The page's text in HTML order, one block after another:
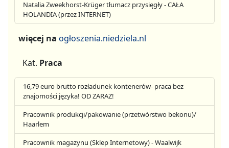
Natalia Zweekhorst-Krüger tłumacz przysięgły - CAŁA
HOLANDIA (przez INTERNET)
więcej na ogłoszenia.niedziela.nl
Kat. Praca
16,79 euro brutto rozładunek kontenerów- praca bez
znajomości języka! OD ZARAZ!
Pracownik produkcji/pakowanie (przetwórstwo bekonu)/
Haarlem
Pracownik magazynu (Sklep Internetowy) - Waalwijk